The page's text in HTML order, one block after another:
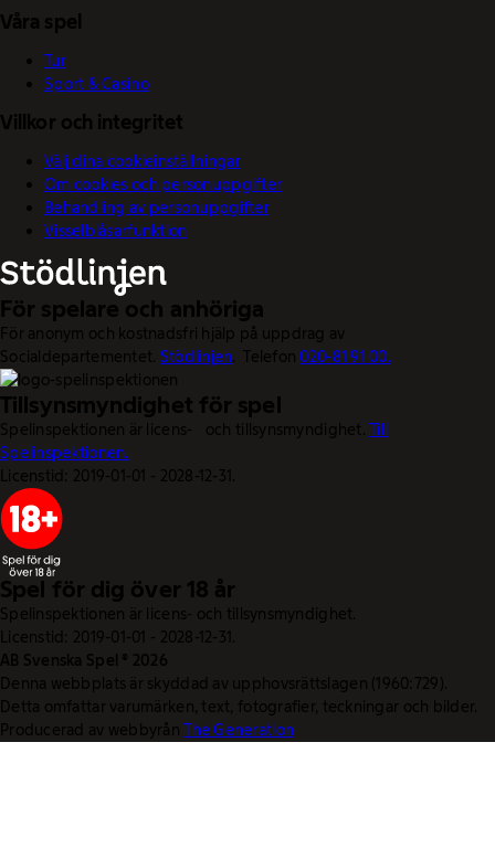
Våra spel
Tur
Sport & Casino
Villkor och integritet
Välj dina cookieinställningar
Om cookies och personuppgifter
Behandling av personuppgifter
Visselblåsarfunktion
För spelare och anhöriga
För anonym och kostnadsfri hjälp på uppdrag av
Socialdepartementet. Stödlinjen. Telefon020-81 91 00.
Tillsynsmyndighet för spel
Spelinspektionen är licens- och tillsynsmyndighet.Till
Spelinspektionen.
Licenstid: 2019-01-01 - 2028-12-31.
Spel för dig över 18 år
Spelinspektionen är licens- och tillsynsmyndighet.
Licenstid: 2019-01-01 - 2028-12-31.
AB Svenska Spel © 2026
Denna webbplats är skyddad av upphovsrättslagen (1960:729).
Detta omfattar varumärken, text, fotografier, teckningar och bilder.
Producerad av webbyrånThe Generation